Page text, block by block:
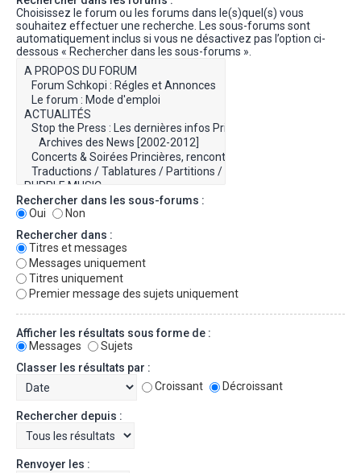
Choisissez le forum ou les forums dans le(s)quel(s) vous
souhaitez effectuer une recherche. Les sous-forums sont
automatiquement inclus si vous ne désactivez pas l’option ci-
dessous « Rechercher dans les sous-forums ».
Rechercher dans les sous-forums :
Oui
Non
Rechercher dans :
Titres et messages
Messages uniquement
Titres uniquement
Premier message des sujets uniquement
Afficher les résultats sous forme de :
Messages
Sujets
Classer les résultats par :
Croissant
Décroissant
Rechercher depuis :
Renvoyer les :